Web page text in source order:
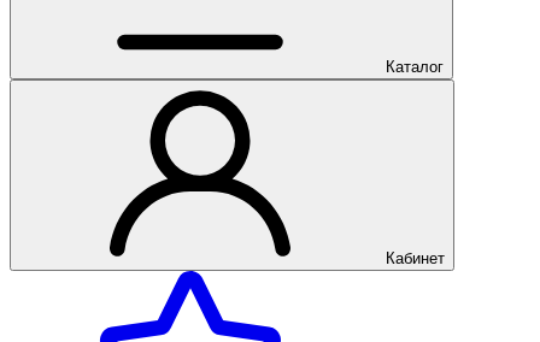
Каталог
Кабинет